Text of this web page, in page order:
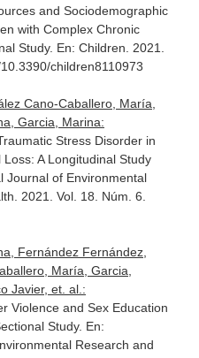
and Sociodemographic
with Complex Chronic
Study. En: Children . 2021.
children8110973
Cano-Caballero, María,
Garcia, Marina:
Stress Disorder in
A Longitudinal Study
Journal of Environmental
. 2021. Vol. 18. Núm. 6.
Fernández Fernández,
María, Garcia,
Javier, et. al.:
Violence and Sex Education
Study. En:
Research and